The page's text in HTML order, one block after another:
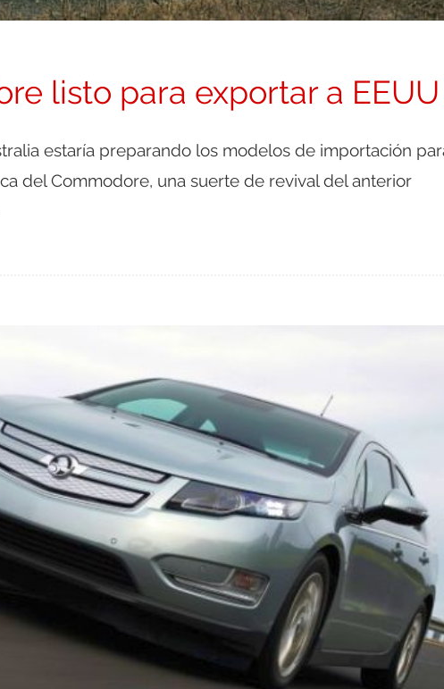
listo para exportar a EEUU
estaría preparando los modelos de importación
del Commodore, una suerte de revival del anterior